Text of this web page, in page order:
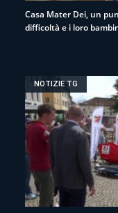
Casa Mater Dei, un
difficoltà e i loro
NOTIZIE TG